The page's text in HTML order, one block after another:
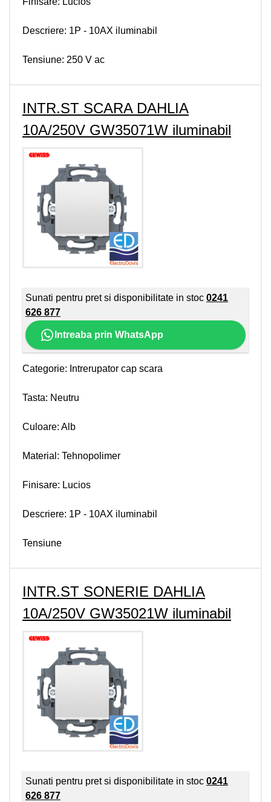
Descriere: 1P - 10AX iluminabil
Tensiune: 250 V ac
INTR.ST SCARA DAHLIA
10A/250V GW35071W iluminabil
Sunati pentru pret si disponibilitate in stoc 0241
626 877
Intreaba prin WhatsApp
Categorie: Intrerupator cap scara
Tasta: Neutru
Culoare: Alb
Material: Tehnopolimer
Finisare: Lucios
Descriere: 1P - 10AX iluminabil
Tensiune
INTR.ST SONERIE DAHLIA
10A/250V GW35021W iluminabil
Sunati pentru pret si disponibilitate in stoc 0241
626 877